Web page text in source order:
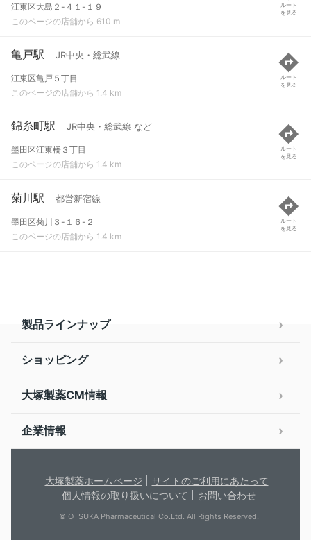
江東区大島２-４１-１９
このページの店舗から 610 m
ルート
を見る
亀戸駅 JR中央・総武線
江東区亀戸５丁目
このページの店舗から 1.4 km
ルート
を見る
錦糸町駅 JR中央・総武線 など
墨田区江東橋３丁目
このページの店舗から 1.4 km
ルート
を見る
菊川駅 都営新宿線
墨田区菊川３-１６-２
このページの店舗から 1.4 km
ルート
を見る
製品ラインナップ
ショッピング
大塚製薬CM情報
企業情報
大塚製薬ホームページ
サイトのご利用にあたって
個人情報の取り扱いについて
お問い合わせ
© OTSUKA Pharmaceutical Co.Ltd. All Rights Reserved.